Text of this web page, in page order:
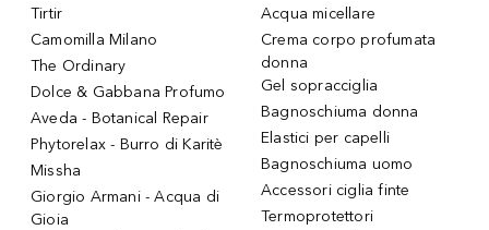
Tirtir
Camomilla Milano
The Ordinary
Dolce & Gabbana Profumo
Aveda - Botanical Repair
Phytorelax - Burro di Karitè
Missha
Giorgio Armani - Acqua di
Gioia
Acqua micellare
Crema corpo profumata
donna
Gel sopracciglia
Bagnoschiuma donna
Elastici per capelli
Bagnoschiuma uomo
Accessori ciglia finte
Termoprotettori